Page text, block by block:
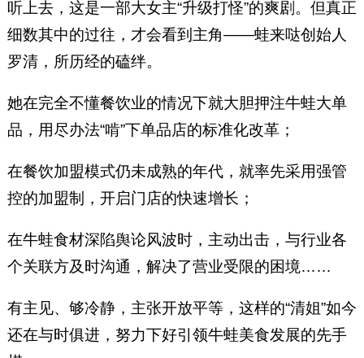
听上去，这是一部大女主“升级打怪”的爽剧。但真正
细数其中的过往，才会看到主角——蛙来哒创始人
罗清，所历经的磕绊。
她在完全不懂餐饮业的情况下就大胆押注牛蛙大单
品，用尽办法“啃”下单品店的标准化改革；
在餐饮加盟模式仍未成熟的年代，就率先采用强管
控的加盟制，开启门店的快速增长；
在牛蛙食材深陷舆论风波时，主动出击，与行业各
个关联方及时沟通，解决了营业受限的困境……
有主见、够冷静，主张开放平等，这样的“清姐”如今
还在与时俱进，努力下好引领牛蛙美食发展的先手